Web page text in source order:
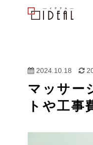
2024.10.18
マッサー
トや工事